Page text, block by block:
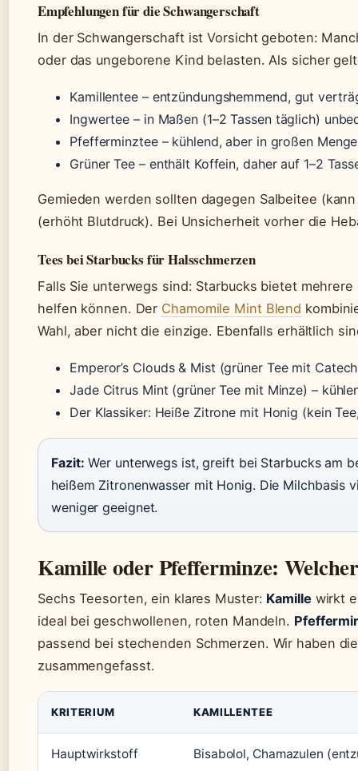
Empfehlungen für die Schwangerschaft
In der Schwangerschaft ist Vorsicht geboten:
oder das ungeborene Kind belasten. Als sicher
Kamillentee – entzündungshemmend, gut
Ingwertee – in Maßen (1–2 Tassen täglich)
Pfefferminztee – kühlend, aber in großen
Grüner Tee – enthält Koffein, daher auf 1–2
Gemieden werden sollten dagegen Salbeitee
(erhöht Blutdruck). Bei Unsicherheit vorher die
Tees bei Starbucks für Halsschmerzen
Falls Sie unterwegs sind: Starbucks bietet
helfen können. Der Chamomile Mint Blend
Wahl, aber nicht die einzige. Ebenfalls erhältlich
Emperor’s Clouds & Mist (grüner Tee mit
Jade Citrus Mint (grüner Tee mit Minze) –
Der Klassiker: Heiße Zitrone mit Honig (kein
Fazit: Wer unterwegs ist, greift bei Starbucks am
heißem Zitronenwasser mit Honig. Die Milchbasis
weniger geeignet.
Kamille oder Pfefferminze:
Sechs Teesorten, ein klares Muster: Kamillewirkt
ideal bei geschwollenen, roten Mandeln.
passend bei stechenden Schmerzen. Wir haben
zusammengefasst.
KRITERIUM KAMILLENTEE
Hauptwirkstoff Bisabolol, Chamazulen